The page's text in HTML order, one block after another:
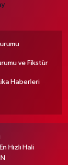
ve Fikstür
Haberleri
Hızlı Hali